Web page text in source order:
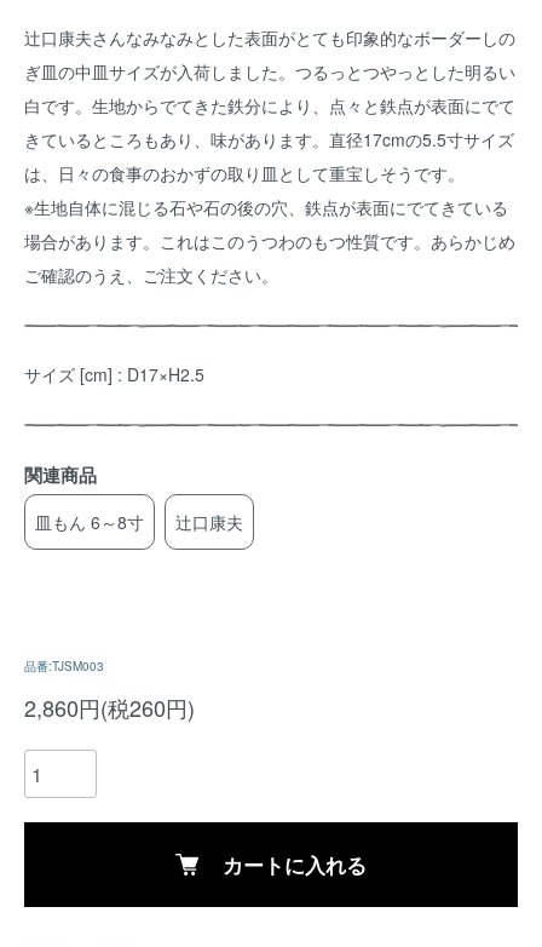
辻口康夫さんなみなみとした表面がとても印象的なボーダーしの
ぎ皿の中皿サイズが入荷しました。つるっとつやっとした明るい
白です。生地からでてきた鉄分により、点々と鉄点が表面にでて
きているところもあり、味があります。直径17cmの5.5寸サイズ
は、日々の食事のおかずの取り皿として重宝しそうです。
※生地自体に混じる石や石の後の穴、鉄点が表面にでてきている
場合があります。これはこのうつわのもつ性質です。あらかじめ
ご確認のうえ、ご注文ください。
サイズ [cm] : D17×H2.5
関連商品
皿もん 6～8寸 辻口康夫
品番:TJSM003
2,860円(税260円)
カートに入れる